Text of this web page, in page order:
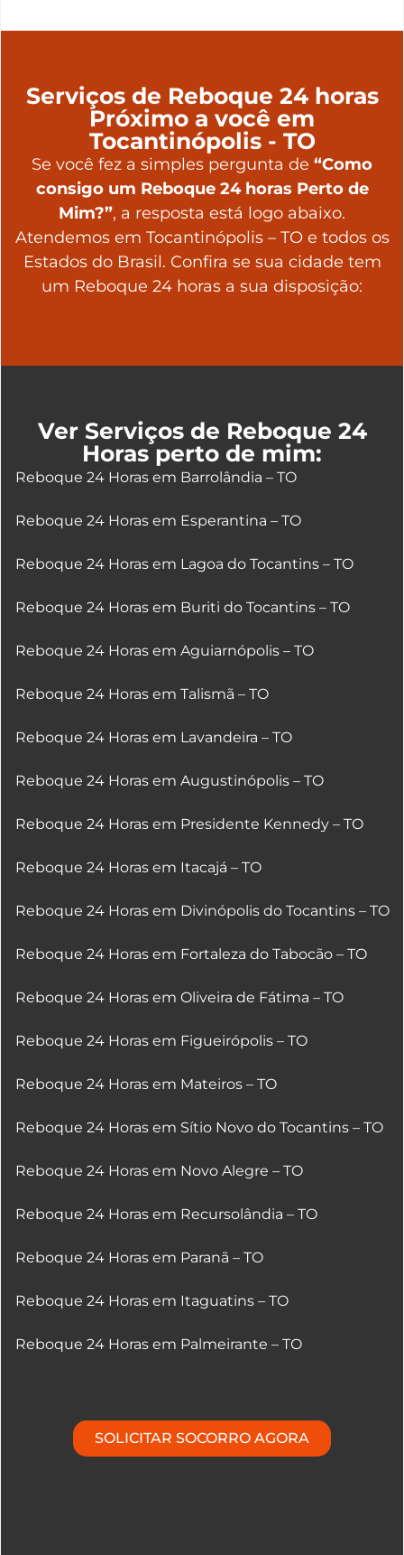
Serviços de Reboque 24 horas
Próximo a você em
Tocantinópolis - TO
Se você fez a simples pergunta de “Como
consigo um Reboque 24 horas Perto de
Mim?”, a resposta está logo abaixo.
Atendemos em Tocantinópolis – TO e todos os
Estados do Brasil. Confira se sua cidade tem
um Reboque 24 horas a sua disposição:
Ver Serviços de Reboque 24
Horas perto de mim:
Reboque 24 Horas em Barrolândia – TO
Reboque 24 Horas em Esperantina – TO
Reboque 24 Horas em Lagoa do Tocantins – TO
Reboque 24 Horas em Buriti do Tocantins – TO
Reboque 24 Horas em Aguiarnópolis – TO
Reboque 24 Horas em Talismã – TO
Reboque 24 Horas em Lavandeira – TO
Reboque 24 Horas em Augustinópolis – TO
Reboque 24 Horas em Presidente Kennedy – TO
Reboque 24 Horas em Itacajá – TO
Reboque 24 Horas em Divinópolis do Tocantins – TO
Reboque 24 Horas em Fortaleza do Tabocão – TO
Reboque 24 Horas em Oliveira de Fátima – TO
Reboque 24 Horas em Figueirópolis – TO
Reboque 24 Horas em Mateiros – TO
Reboque 24 Horas em Sítio Novo do Tocantins – TO
Reboque 24 Horas em Novo Alegre – TO
Reboque 24 Horas em Recursolândia – TO
Reboque 24 Horas em Paranã – TO
Reboque 24 Horas em Itaguatins – TO
Reboque 24 Horas em Palmeirante – TO
SOLICITAR SOCORRO AGORA